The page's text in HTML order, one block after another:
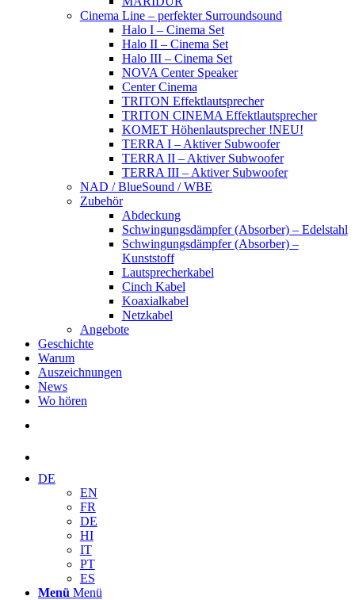
Cinema Line – perfekter Surroundsound
Halo I – Cinema Set
Halo II – Cinema Set
Halo III – Cinema Set
NOVA Center Speaker
Center Cinema
TRITON Effektlautsprecher
TRITON CINEMA Effektlautsprecher
KOMET Höhenlautsprecher !NEU!
TERRA I – Aktiver Subwoofer
TERRA II – Aktiver Subwoofer
TERRA III – Aktiver Subwoofer
NAD / BlueSound / WBE
Zubehör
Abdeckung
Schwingungsdämpfer (Absorber) – Edelstahl
Schwingungsdämpfer (Absorber) –
Kunststoff
Lautsprecherkabel
Cinch Kabel
Koaxialkabel
Netzkabel
Angebote
Geschichte
Warum
Auszeichnungen
News
Wo hören
DE
EN
FR
DE
HI
IT
PT
ES
Menü Menü